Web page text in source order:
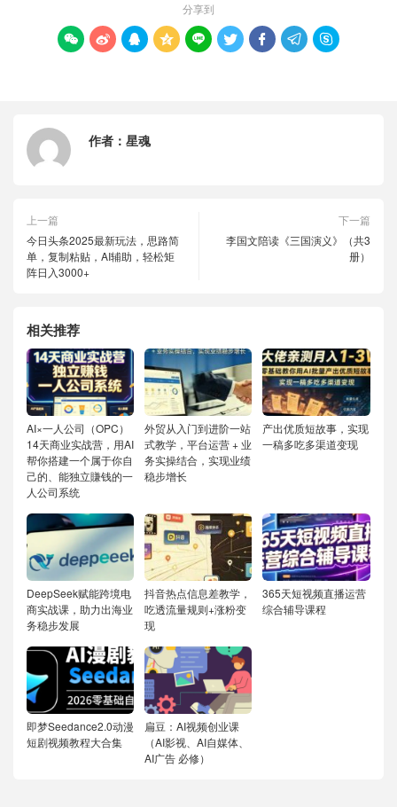
分享到
        
作者： 星魂
上一篇
今日头条2025最新玩法，思路简
单，复制粘贴，AI辅助，轻松矩
阵日入3000+
下一篇
李国文陪读《三国演义》（共3
册）
相关推荐
AI×一人公司（OPC）
14天商业实战营，用AI
帮你搭建一个属于你自
己的、能独立賺钱的一
人公司系统
外贸从入门到进阶一站
式教学，平台运营 + 业
务实操结合，实现业绩
稳步增长
产出优质短故事，实现
一稿多吃多渠道变现
DeepSeek赋能跨境电
商实战课，助力出海业
务稳步发展
抖音热点信息差教学，
吃透流量规则+涨粉变
现
365天短视频直播运营
综合辅导课程
即梦Seedance2.0动漫
短剧视频教程大合集
扁豆：AI视频创业课
（AI影视、AI自媒体、
AI广告 必修）